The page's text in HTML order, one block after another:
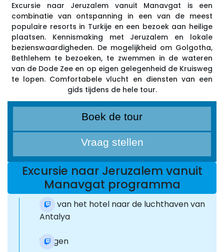
Excursie naar Jeruzalem vanuit Manavgat is een
combinatie van ontspanning in een van de meest
populaire resorts in Turkije en een bezoek aan heilige
plaatsen. Kennismaking met Jeruzalem en lokale
bezienswaardigheden. De mogelijkheid om Golgotha,
Bethlehem te bezoeken, te zwemmen in de wateren
van de Dode Zee en op eigen gelegenheid de Kruisweg
te lopen. Comfortabele vlucht en diensten van een
gids tijdens de hele tour.
Boek de tour
Vraag stellen
Excursie naar Jeruzalem vanuit
Manavgat programma
Reis van het hotel naar de luchthaven van
Antalya
Vliegen